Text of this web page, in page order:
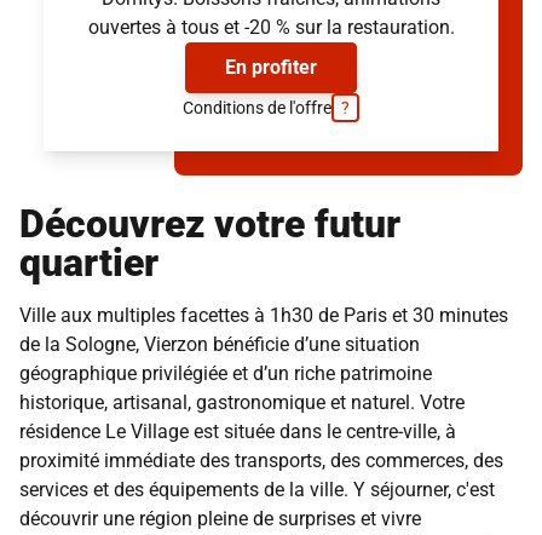
ouvertes à tous et -20 % sur la restauration.
En profiter
Conditions de l'offre ?
Découvrez votre futur
quartier
Ville aux multiples facettes à 1h30 de Paris et 30 minutes
de la Sologne, Vierzon bénéficie d’une situation
géographique privilégiée et d’un riche patrimoine
historique, artisanal, gastronomique et naturel. Votre
résidence Le Village est située dans le centre-ville, à
proximité immédiate des transports, des commerces, des
services et des équipements de la ville. Y séjourner, c'est
découvrir une région pleine de surprises et vivre